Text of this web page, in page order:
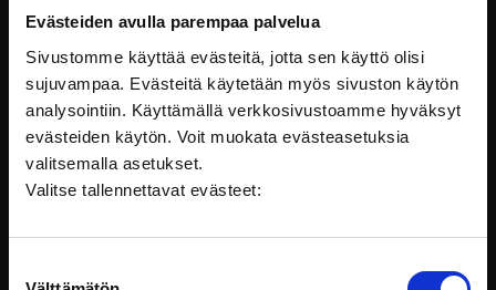
Evästeiden avulla parempaa palvelua
Sivustomme käyttää evästeitä, jotta sen käyttö olisi
sujuvampaa. Evästeitä käytetään myös sivuston käytön
analysointiin. Käyttämällä verkkosivustoamme hyväksyt
evästeiden käytön. Voit muokata evästeasetuksia
valitsemalla asetukset.
Valitse tallennettavat evästeet:
Iltapalalla kerron vaimolle
suunnitelmistani laittaa alaiset heti
huomenna opiskelemaan. ”Ettei
heillä vaan olisi liian kiire?” vaimo
kysyy. ”Ei tähän mene kuin puoli
tuntia! Sen saman ajan säästää jo
ensi viikolla, kun pystyy tekemään